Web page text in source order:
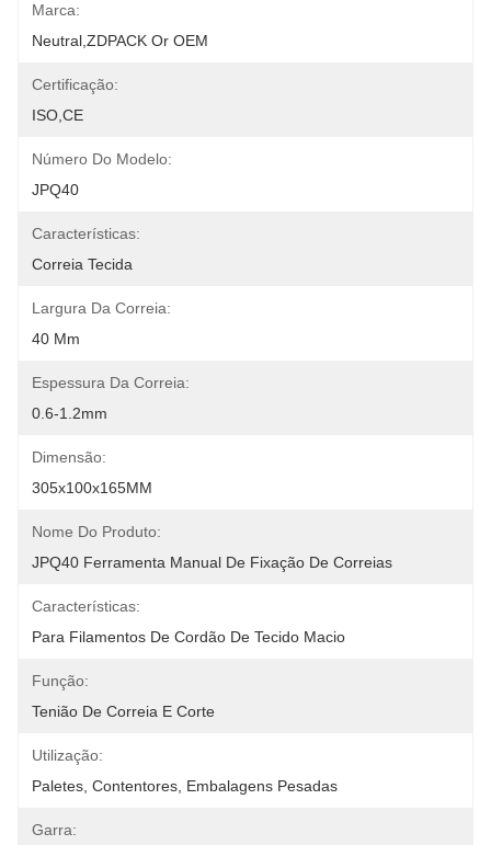
Marca:
Neutral,ZDPACK Or OEM
Certificação:
ISO,CE
Número Do Modelo:
JPQ40
Características:
Correia Tecida
Largura Da Correia:
40 Mm
Espessura Da Correia:
0.6-1.2mm
Dimensão:
305x100x165MM
Nome Do Produto:
JPQ40 Ferramenta Manual De Fixação De Correias
Características:
Para Filamentos De Cordão De Tecido Macio
Função:
Tenião De Correia E Corte
Utilização:
Paletes, Contentores, Embalagens Pesadas
Garra: